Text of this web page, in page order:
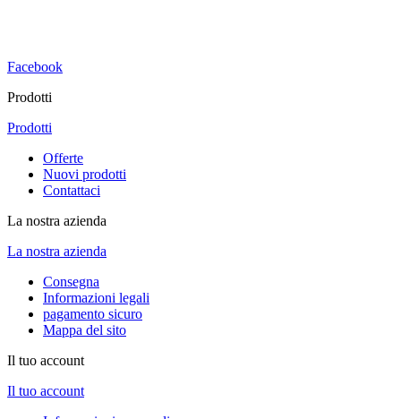
Facebook
Prodotti
Prodotti
Offerte
Nuovi prodotti
Contattaci
La nostra azienda
La nostra azienda
Consegna
Informazioni legali
pagamento sicuro
Mappa del sito
Il tuo account
Il tuo account